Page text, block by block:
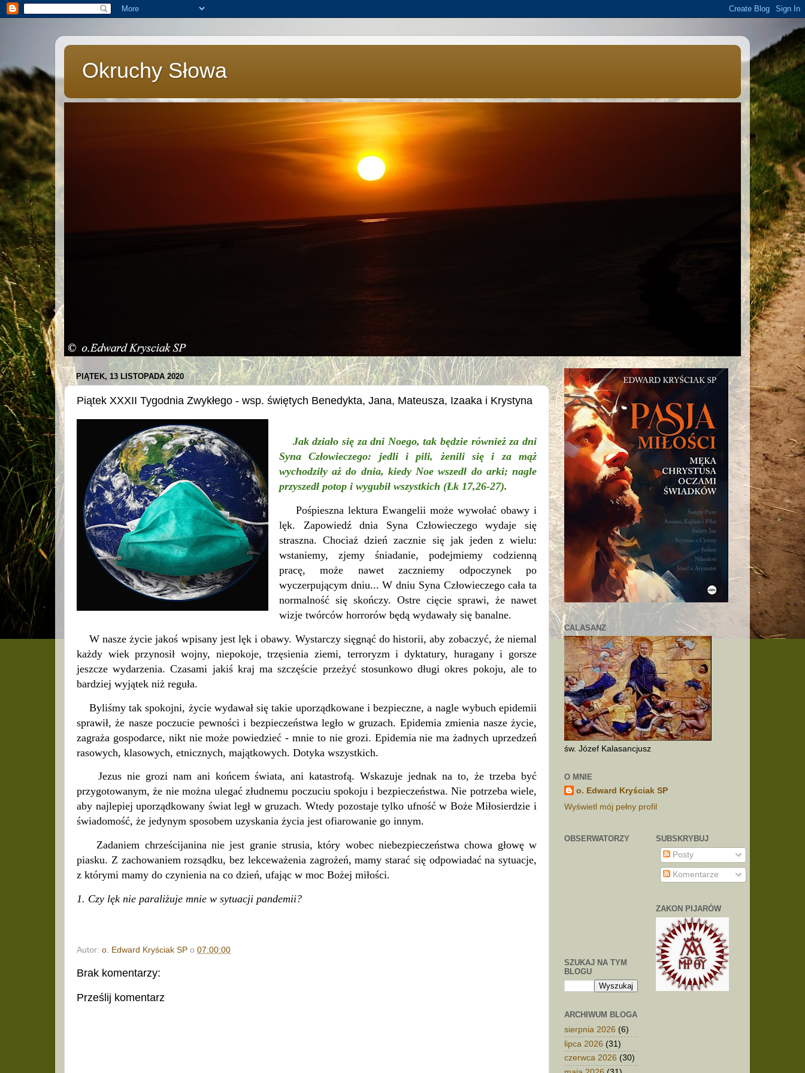
Okruchy Słowa
PIĄTEK, 13 LISTOPADA 2020
Piątek XXXII Tygodnia Zwykłego - wsp. świętych Benedykta, Jana, Mateusza, Izaaka i Krystyna
Jak działo się za dni Noego, tak będzie również za dni
Syna Człowieczego: jedli i pili, żenili się i za mąż
wychodziły aż do dnia, kiedy Noe wszedł do arki; nagle
przyszedł potop i wygubił wszystkich (Łk 17,26-27).
Pośpieszna lektura Ewangelii może wywołać obawy i
lęk. Zapowiedź dnia Syna Człowieczego wydaje się
straszna. Chociaż dzień zacznie się jak jeden z wielu:
wstaniemy, zjemy śniadanie, podejmiemy codzienną
pracę, może nawet zaczniemy odpoczynek po
wyczerpującym dniu... W dniu Syna Człowieczego cała ta
normalność się skończy. Ostre cięcie sprawi, że nawet
wizje twórców horrorów będą wydawały się banalne.
W nasze życie jakoś wpisany jest lęk i obawy. Wystarczy sięgnąć do historii, aby zobaczyć, że niemal
każdy wiek przynosił wojny, niepokoje, trzęsienia ziemi, terroryzm i dyktatury, huragany i gorsze
jeszcze wydarzenia. Czasami jakiś kraj ma szczęście przeżyć stosunkowo długi okres pokoju, ale to
bardziej wyjątek niż reguła.
Byliśmy tak spokojni, życie wydawał się takie uporządkowane i bezpieczne, a nagle wybuch epidemii
sprawił, że nasze poczucie pewności i bezpieczeństwa legło w gruzach. Epidemia zmienia nasze życie,
zagraża gospodarce, nikt nie może powiedzieć - mnie to nie grozi. Epidemia nie ma żadnych uprzedzeń
rasowych, klasowych, etnicznych, majątkowych. Dotyka wszystkich.
Jezus nie grozi nam ani końcem świata, ani katastrofą. Wskazuje jednak na to, że trzeba być
przygotowanym, że nie można ulegać złudnemu poczuciu spokoju i bezpieczeństwa. Nie potrzeba wiele,
aby najlepiej uporządkowany świat legł w gruzach. Wtedy pozostaje tylko ufność w Boże Miłosierdzie i
świadomość, że jedynym sposobem uzyskania życia jest ofiarowanie go innym.
Zadaniem chrześcijanina nie jest granie strusia, który wobec niebezpieczeństwa chowa głowę w
piasku. Z zachowaniem rozsądku, bez lekceważenia zagrożeń, mamy starać się odpowiadać na sytuacje,
z którymi mamy do czynienia na co dzień, ufając w moc Bożej miłości.
1. Czy lęk nie paraliżuje mnie w sytuacji pandemii?
Autor: o. Edward Kryściak SP o 07:00:00
Brak komentarzy:
Prześlij komentarz
CALASANZ
św. Józef Kalasancjusz
O MNIE
o. Edward Kryściak SP
Wyświetl mój pełny profil
OBSERWATORZY
SZUKAJ NA TYM
BLOGU
ARCHIWUM BLOGA
sierpnia 2026 (6)
lipca 2026 (31)
czerwca 2026 (30)
SUBSKRYBUJ
Posty
Komentarze
ZAKON PIJARÓW